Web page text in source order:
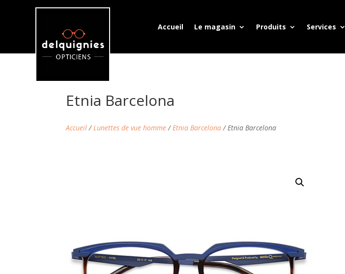
Accueil Le magasin Produits Services
Etnia Barcelona
Accueil/Lunettes de vue homme/Etnia Barcelona/ Etnia Barcelona